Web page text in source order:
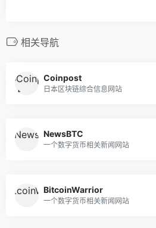
相关导航
Coinpost
日本区块链综合信息网站
NewsBTC
一个数字货币相关新闻网站
BitcoinWarrior
一个数字货币相关新闻网站